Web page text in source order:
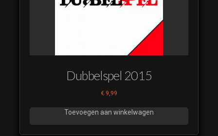
Dubbelspel 2015
€ 9,99
Toevoegen aan winkelwagen